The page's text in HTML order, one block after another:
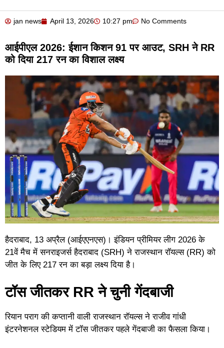
jan news April 13, 2026 10:27 pm No Comments
आईपीएल 2026: ईशान किशन 91 पर आउट, SRH ने RR
को दिया 217 रन का विशाल लक्ष्य
हैदराबाद, 13 अप्रैल (आईएएनएस)। इंडियन प्रीमियर लीग 2026 के
21वें मैच में सनराइजर्स हैदराबाद (SRH) ने राजस्थान रॉयल्स (RR) को
जीत के लिए 217 रन का बड़ा लक्ष्य दिया है।
टॉस जीतकर RR ने चुनी गेंदबाजी
रियान पराग की कप्तानी वाली राजस्थान रॉयल्स ने राजीव गांधी
इंटरनेशनल स्टेडियम में टॉस जीतकर पहले गेंदबाजी का फैसला किया।